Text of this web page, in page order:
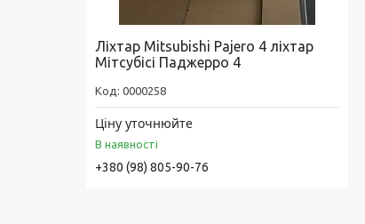
Ліхтар Mitsubishi Pajero 4 ліхтар
Мітсубісі Паджерро 4
0000258
Ціну уточнюйте
В наявності
+380 (98) 805-90-76